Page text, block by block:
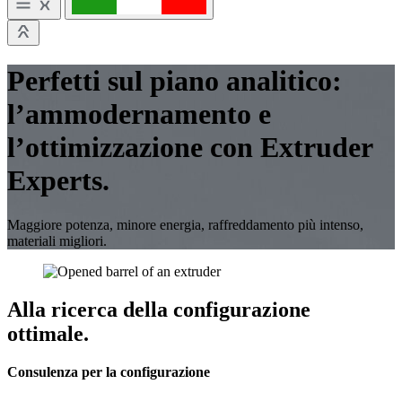
Perfetti sul piano analitico:
l’ammodernamento e
l’ottimizzazione con Extruder
Experts.
Maggiore potenza, minore energia, raffreddamento più intenso,
materiali migliori.
Alla ricerca della configurazione
ottimale.
Consulenza per la configurazione